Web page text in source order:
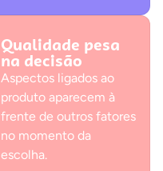
Qualidade pesa
na decisão
Aspectos ligados ao
produto aparecem à
frente de outros fatores
no momento da
escolha.